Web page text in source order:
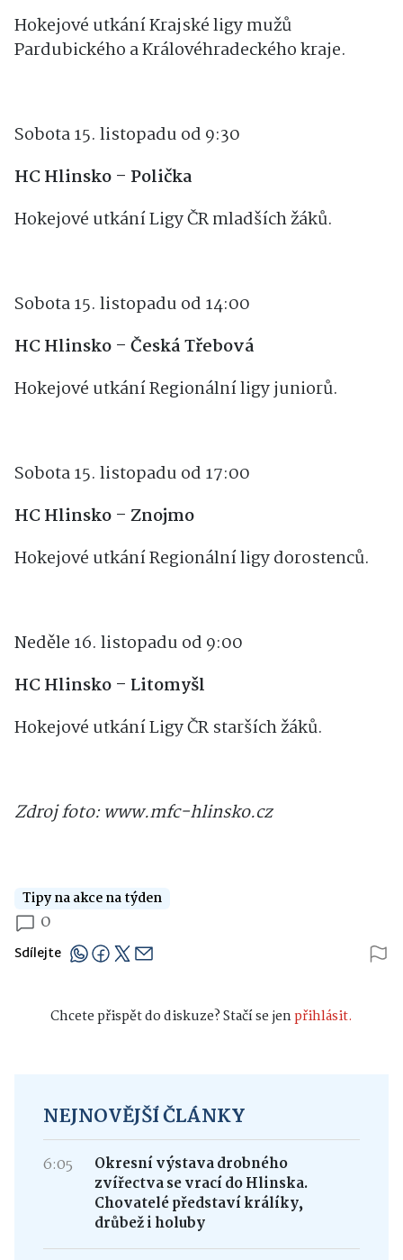
Hokejové utkání Krajské ligy mužů
Pardubického a Královéhradeckého kraje.
Sobota 15. listopadu od 9:30
HC Hlinsko – Polička
Hokejové utkání Ligy ČR mladších žáků.
Sobota 15. listopadu od 14:00
HC Hlinsko – Česká Třebová
Hokejové utkání Regionální ligy juniorů.
Sobota 15. listopadu od 17:00
HC Hlinsko – Znojmo
Hokejové utkání Regionální ligy dorostenců.
Neděle 16. listopadu od 9:00
HC Hlinsko – Litomyšl
Hokejové utkání Ligy ČR starších žáků.
Zdroj foto: www.mfc-hlinsko.cz
Tipy na akce na týden
0
Sdílejte
Chcete přispět do diskuze? Stačí se jenpřihlásit.
NEJNOVĚJŠÍ ČLÁNKY
6:05
Okresní výstava drobného
zvířectva se vrací do Hlinska.
Chovatelé představí králíky,
drůbež i holuby